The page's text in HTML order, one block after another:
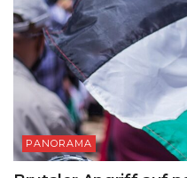
PANORAMA